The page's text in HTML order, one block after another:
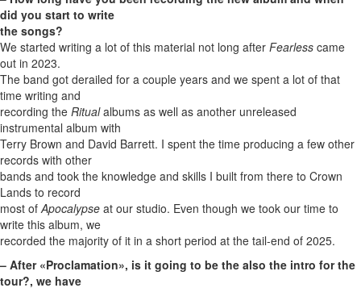
did you start to write
the songs?
We started writing a lot of this material not long after Fearless came
out in 2023.
The band got derailed for a couple years and we spent a lot of that
time writing and
recording the Ritualalbums as well as another unreleased
instrumental album with
Terry Brown and David Barrett. I spent the time producing a few other
records with other
bands and took the knowledge and skills I built from there to Crown
Lands to record
most of Apocalypse at our studio. Even though we took our time to
write this album, we
recorded the majority of it in a short period at the tail-end of 2025.
– After «Proclamation», is it going to be the also the intro for the
tour?, we have